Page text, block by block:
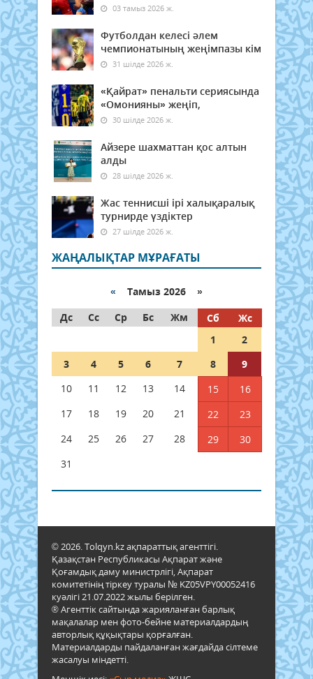
03 тамыз 2026 ж.
Футболдан келесі әлем
чемпионатының жеңімпазы кім
31 шілде 2026 ж.
«Қайрат» пенальти сериясында
«Омонияны» жеңіп,
30 шілде 2026 ж.
Айзере шахматтан қос алтын
алды
28 шілде 2026 ж.
Жас теннисші ірі халықаралық
турнирде үздіктер
27 шілде 2026 ж.
ЖАҢАЛЫҚТАР МҰРАҒАТЫ
« Тамыз 2026 »
Дс
Сс Ср Бс Жм Сб
Жс
1
2
3
4 5 6 7 8
9
10
11 12 13 14 15
16
17
18 19 20 21 22
23
24
25 26 27 28 29
30
31
© 2026. Tolqyn.kz ақпараттық агенттігі.
Қазақстан Республикасы Ақпарат және
Қоғамдық даму министрлігі, Ақпарат
комитетінің тіркеу туралы № KZ05VPY00052416
куәлігі 21.07.2022 жылы берілген.
® Агенттік сайтында жарияланған барлық
мақалалар мен фото-бейне материалдардың
авторлық құқықтары қорғалған.
Материалдарды пайдаланған жағдайда сілтеме
жасалуы міндетті.